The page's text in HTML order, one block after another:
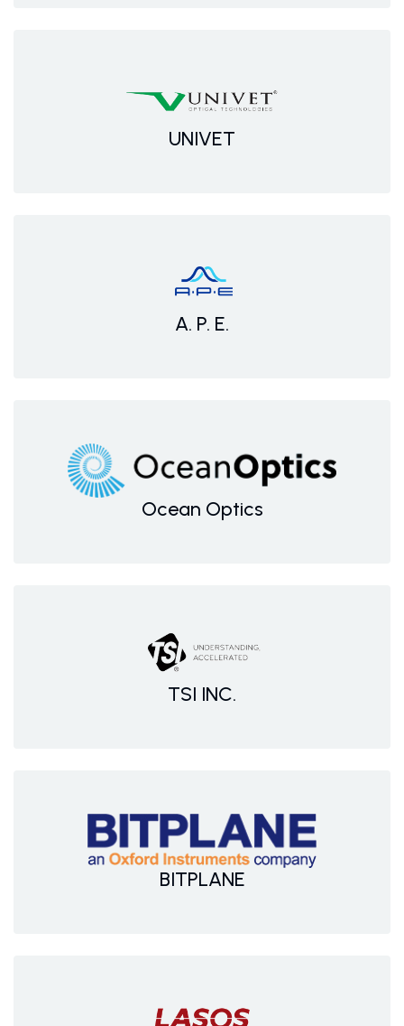
UNIVET
A. P. E.
Ocean Optics
TSI INC.
BITPLANE